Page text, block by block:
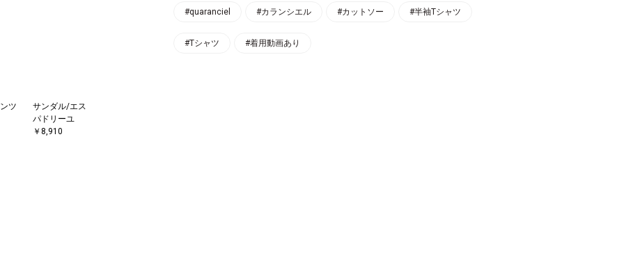
ツ
サンダル/エス
パドリーユ
￥8,910
#quaranciel #カランシエル #カットソー #半袖Tシャツ
#Tシャツ #着用動画あり